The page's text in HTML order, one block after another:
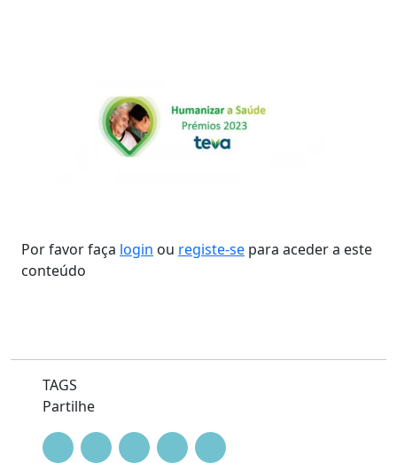
Por favor faça login ou registe-se para aceder a este
conteúdo
TAGS
Partilhe